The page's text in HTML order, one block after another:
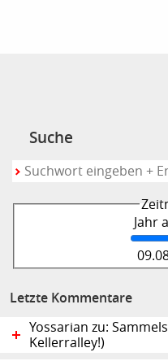
Suche
Jahr
Letzte Kommentare
Yossarian zu:
Kellerralley!)